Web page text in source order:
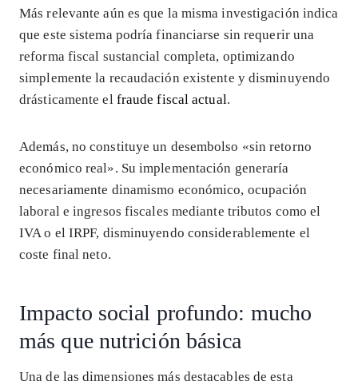
Más relevante aún es que la misma investigación indica
que este sistema podría financiarse sin requerir una
reforma fiscal sustancial completa, optimizando
simplemente la recaudación existente y disminuyendo
drásticamente el fraude fiscal actual.
Además, no constituye un desembolso «sin retorno
económico real». Su implementación generaría
necesariamente dinamismo económico, ocupación
laboral e ingresos fiscales mediante tributos como el
IVA o el IRPF, disminuyendo considerablemente el
coste final neto.
Impacto social profundo: mucho
más que nutrición básica
Una de las dimensiones más destacables de esta